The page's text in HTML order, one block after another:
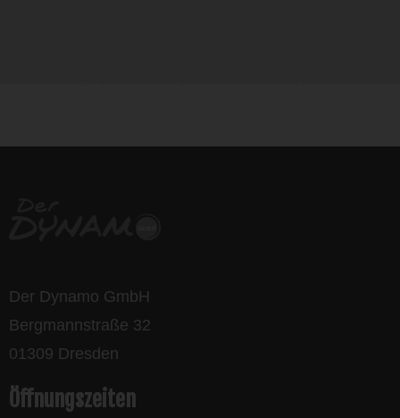
Der Dynamo GmbH
Bergmannstraße 32
01309 Dresden
Öffnungszeiten